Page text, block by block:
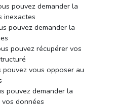
pouvez demander la
inexactes
pouvez demander la
pouvez récupérer vos
pouvez vous opposer au
pouvez demander la
données